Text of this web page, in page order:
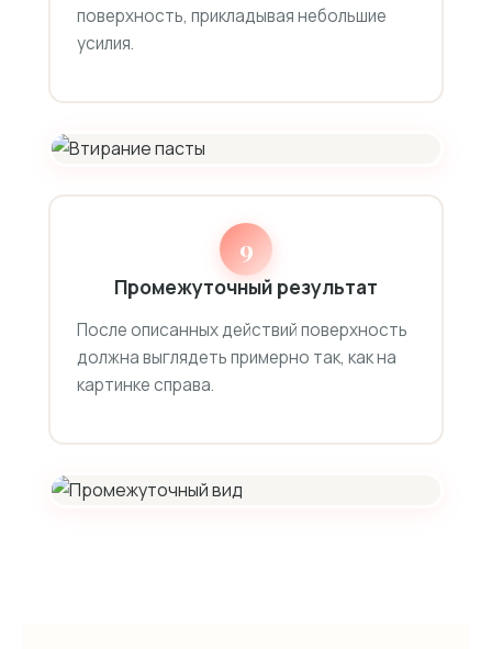
поверхность, прикладывая небольшие
усилия.
9
Промежуточный результат
После описанных действий поверхность
должна выглядеть примерно так, как на
картинке справа.